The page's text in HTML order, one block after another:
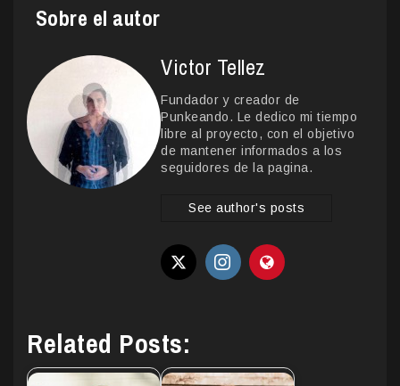
Sobre el autor
Victor Tellez
Fundador y creador de
Punkeando. Le dedico mi tiempo
libre al proyecto, con el objetivo
de mantener informados a los
seguidores de la pagina.
See author's posts
Related Posts: